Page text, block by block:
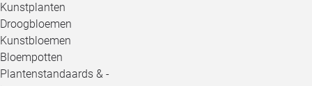
Kunstplanten
Droogbloemen
Kunstbloemen
Bloempotten
Plantenstandaards & -